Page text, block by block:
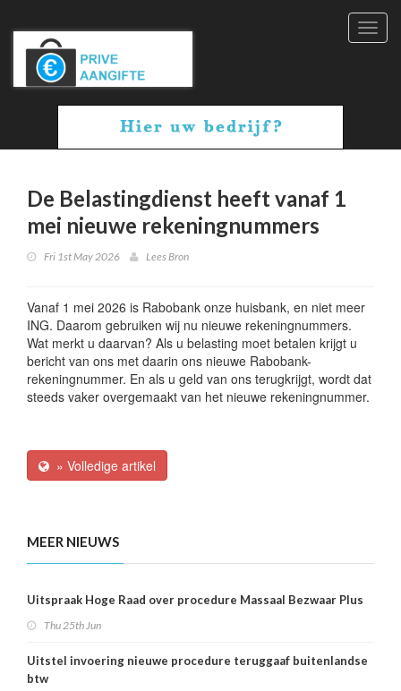
De Belastingdienst heeft vanaf 1
mei nieuwe rekeningnummers
Fri 1st May 2026 Lees Bron
Vanaf 1 mei 2026 is Rabobank onze huisbank, en niet meer
ING. Daarom gebruiken wij nu nieuwe rekeningnummers.
Wat merkt u daarvan? Als u belasting moet betalen krijgt u
bericht van ons met daarin ons nieuwe Rabobank-
rekeningnummer. En als u geld van ons terugkrijgt, wordt dat
steeds vaker overgemaakt van het nieuwe rekeningnummer.
» Volledige artikel
MEER NIEUWS
Uitspraak Hoge Raad over procedure Massaal Bezwaar Plus
Thu 25th Jun
Uitstel invoering nieuwe procedure teruggaaf buitenlandse
btw